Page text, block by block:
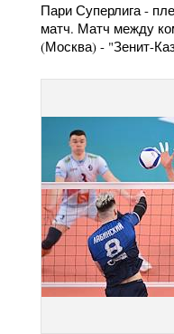
Пари Суперлига -
матч. Матч между
(Москва) - "Зенит-